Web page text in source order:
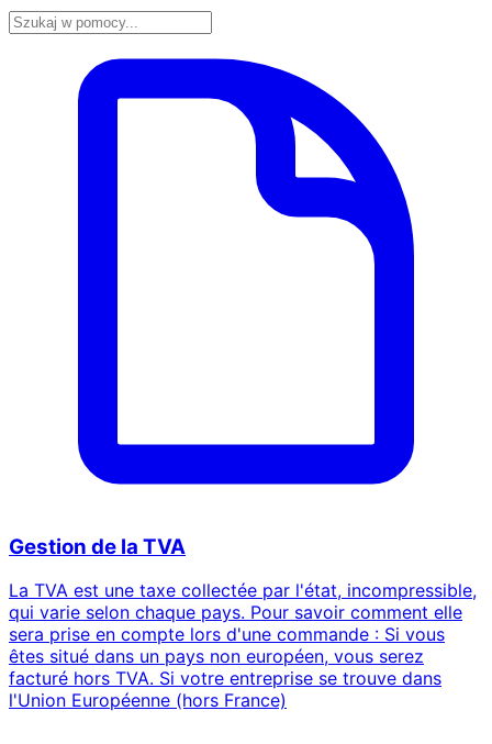
Gestion de la TVA
La TVA est une taxe collectée par l'état, incompressible,
qui varie selon chaque pays. Pour savoir comment elle
sera prise en compte lors d'une commande : Si vous
êtes situé dans un pays non européen, vous serez
facturé hors TVA. Si votre entreprise se trouve dans
l'Union Européenne (hors France)